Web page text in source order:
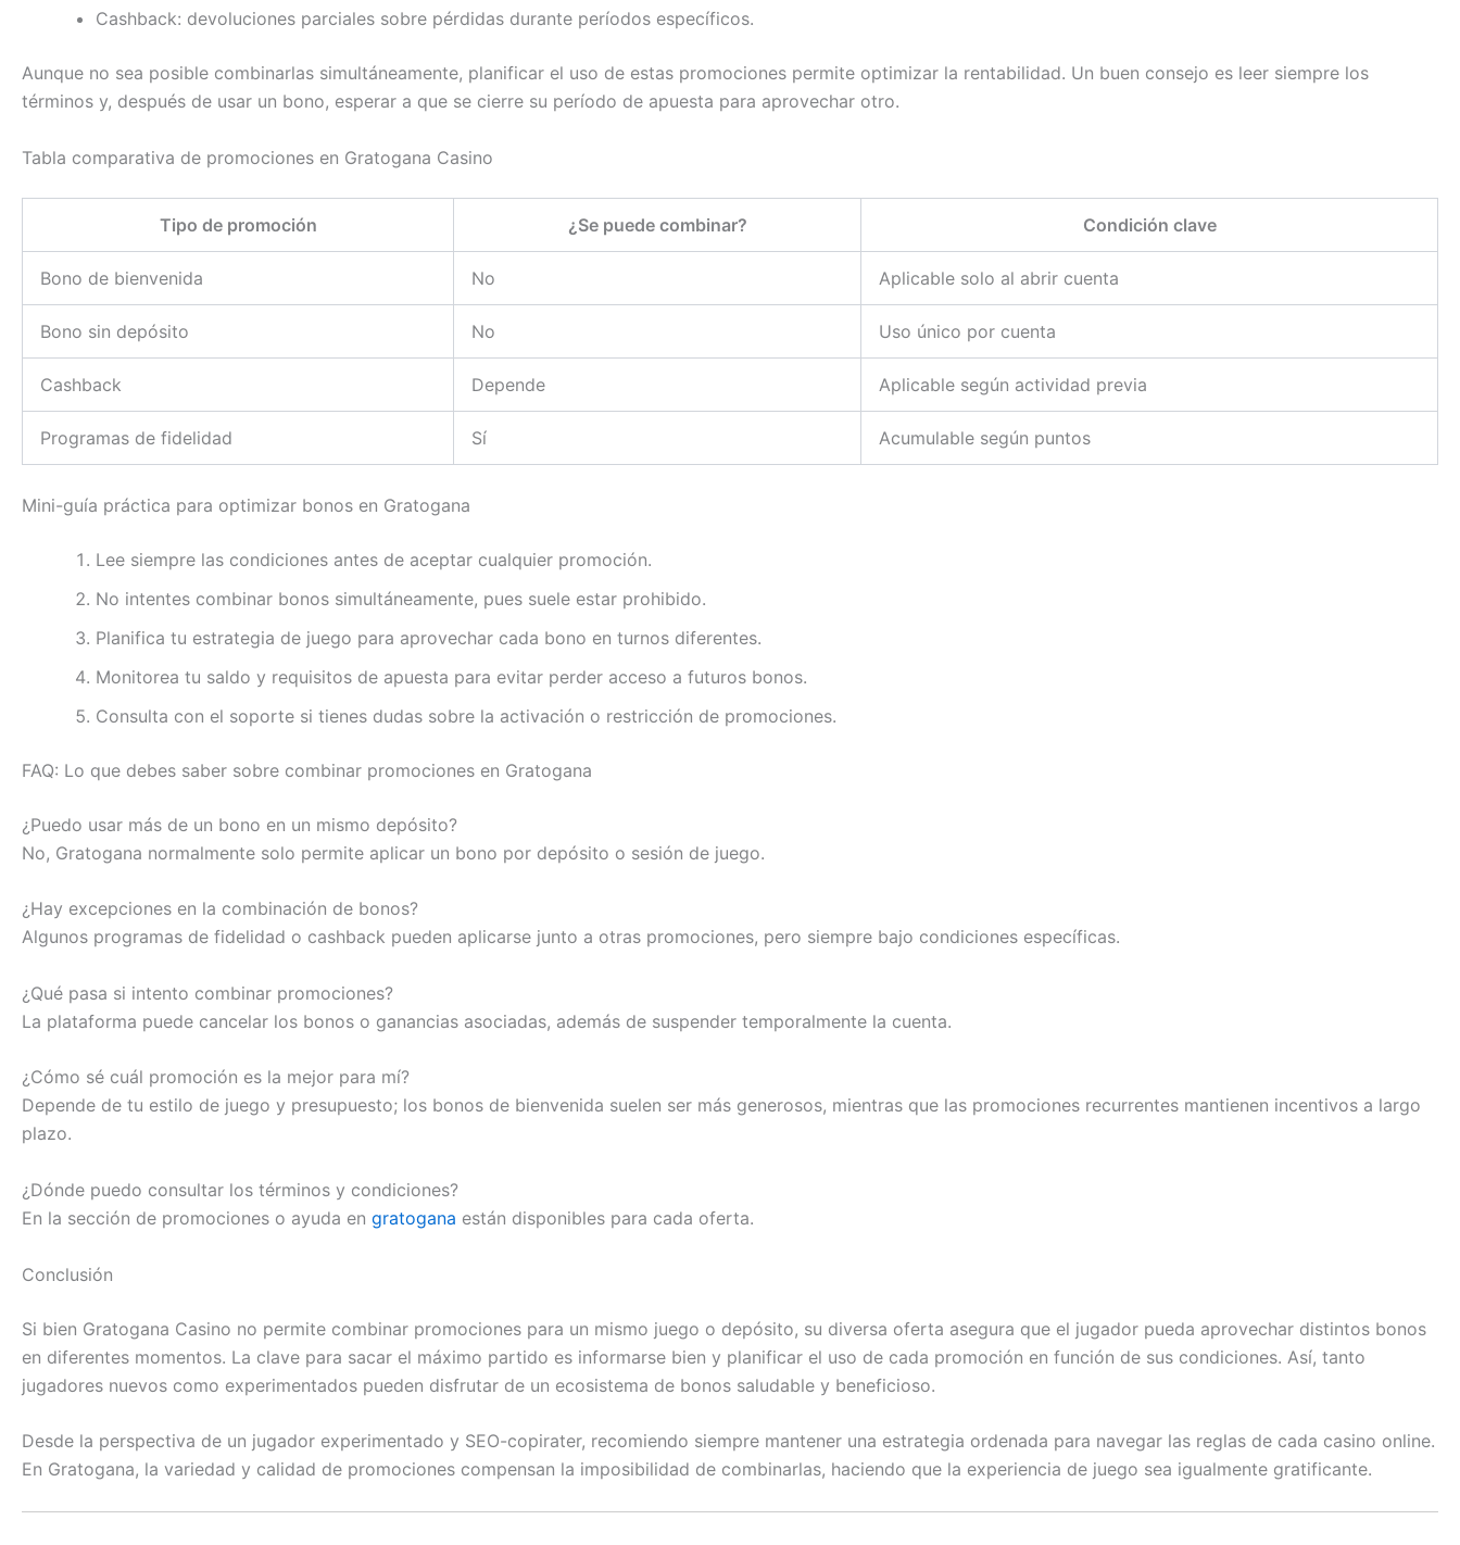
Cashback: devoluciones parciales sobre pérdidas durante períodos específicos.
Aunque no sea posible combinarlas simultáneamente, planificar el uso de estas promociones permite optimizar la rentabilidad. Un buen consejo es leer siempre los
términos y, después de usar un bono, esperar a que se cierre su período de apuesta para aprovechar otro.
Tabla comparativa de promociones en Gratogana Casino
Tipo de promoción ¿Se puede combinar? Condición clave
Bono de bienvenida No Aplicable solo al abrir cuenta
Bono sin depósito No Uso único por cuenta
Cashback Depende Aplicable según actividad previa
Programas de fidelidad Sí Acumulable según puntos
Mini-guía práctica para optimizar bonos en Gratogana
Lee siempre las condiciones antes de aceptar cualquier promoción.
No intentes combinar bonos simultáneamente, pues suele estar prohibido.
Planifica tu estrategia de juego para aprovechar cada bono en turnos diferentes.
Monitorea tu saldo y requisitos de apuesta para evitar perder acceso a futuros bonos.
Consulta con el soporte si tienes dudas sobre la activación o restricción de promociones.
FAQ: Lo que debes saber sobre combinar promociones en Gratogana
¿Puedo usar más de un bono en un mismo depósito?
No, Gratogana normalmente solo permite aplicar un bono por depósito o sesión de juego.
¿Hay excepciones en la combinación de bonos?
Algunos programas de fidelidad o cashback pueden aplicarse junto a otras promociones, pero siempre bajo condiciones específicas.
¿Qué pasa si intento combinar promociones?
La plataforma puede cancelar los bonos o ganancias asociadas, además de suspender temporalmente la cuenta.
¿Cómo sé cuál promoción es la mejor para mí?
Depende de tu estilo de juego y presupuesto; los bonos de bienvenida suelen ser más generosos, mientras que las promociones recurrentes mantienen incentivos a largo
plazo.
¿Dónde puedo consultar los términos y condiciones?
En la sección de promociones o ayuda en gratogana están disponibles para cada oferta.
Conclusión
Si bien Gratogana Casino no permite combinar promociones para un mismo juego o depósito, su diversa oferta asegura que el jugador pueda aprovechar distintos bonos
en diferentes momentos. La clave para sacar el máximo partido es informarse bien y planificar el uso de cada promoción en función de sus condiciones. Así, tanto
jugadores nuevos como experimentados pueden disfrutar de un ecosistema de bonos saludable y beneficioso.
Desde la perspectiva de un jugador experimentado y SEO-copirater, recomiendo siempre mantener una estrategia ordenada para navegar las reglas de cada casino online.
En Gratogana, la variedad y calidad de promociones compensan la imposibilidad de combinarlas, haciendo que la experiencia de juego sea igualmente gratificante.